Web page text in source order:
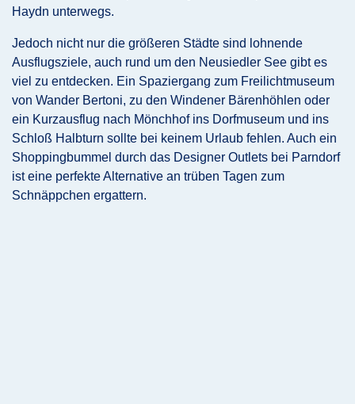
Haydn unterwegs.
Jedoch nicht nur die größeren Städte sind lohnende
Ausflugsziele, auch rund um den Neusiedler See gibt es
viel zu entdecken. Ein Spaziergang zum Freilichtmuseum
von Wander Bertoni, zu den Windener Bärenhöhlen oder
ein Kurzausflug nach Mönchhof ins Dorfmuseum und ins
Schloß Halbturn sollte bei keinem Urlaub fehlen. Auch ein
Shoppingbummel durch das Designer Outlets bei Parndorf
ist eine perfekte Alternative an trüben Tagen zum
Schnäppchen ergattern.